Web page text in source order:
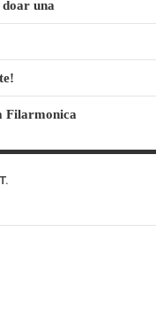
una
Filarmonica